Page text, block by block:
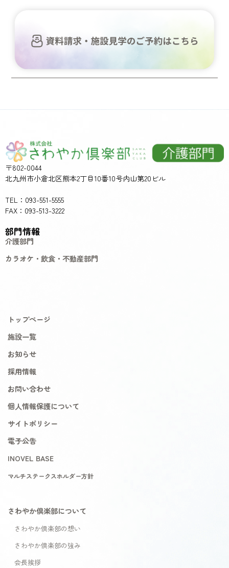
〒802-0044
北九州市小倉北区熊本2丁目10番10号内山第20ビル
TEL：093-551-5555
FAX：093-513-3222
部門情報
介護部門
カラオケ・飲食・不動産部門
トップページ
施設一覧
お知らせ
採用情報
お問い合わせ
個人情報保護について
サイトポリシー
電子公告
INOVEL BASE
マルチステークスホルダー方針
さわやか倶楽部について
さわやか倶楽部の想い
さわやか倶楽部の強み
会長挨拶